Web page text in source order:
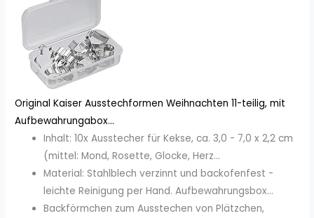
Original Kaiser Ausstechformen Weihnachten 11-teilig, mit
Aufbewahrungabox...
Inhalt: 10x Ausstecher für Kekse, ca. 3,0 - 7,0 x 2,2 cm
(mittel: Mond, Rosette, Glocke, Herz...
Material: Stahlblech verzinnt und backofenfest -
leichte Reinigung per Hand. Aufbewahrungsbox...
Backförmchen zum Ausstechen von Plätzchen,